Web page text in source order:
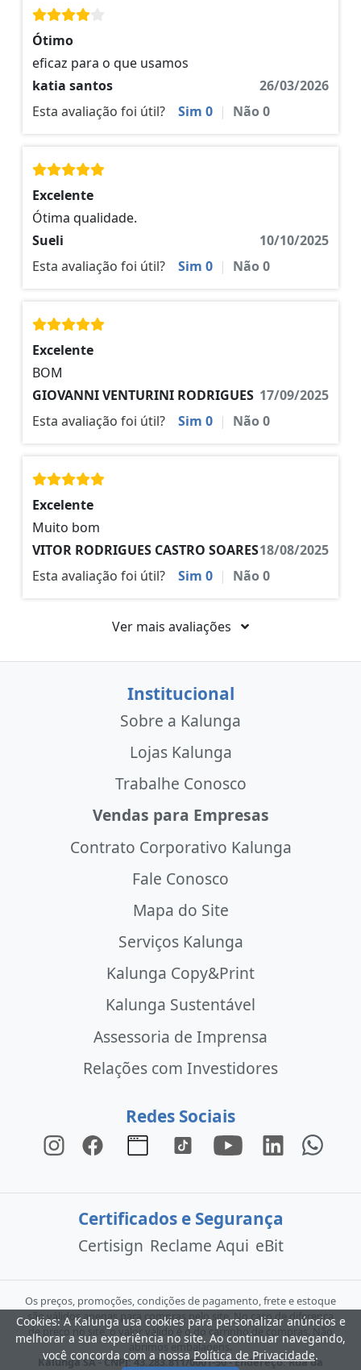
Ótimo
eficaz para o que usamos
katia santos
26/03/2026
Esta avaliação foi útil?
Sim 0 | Não0
Excelente
Ótima qualidade.
Sueli
10/10/2025
Esta avaliação foi útil?
Sim 0 | Não0
Excelente
BOM
GIOVANNI VENTURINI RODRIGUES 17/09/2025
Esta avaliação foi útil?
Sim 0 | Não0
Excelente
Muito bom
VITOR RODRIGUES CASTRO SOARES18/08/2025
Esta avaliação foi útil?
Sim 0 | Não0
Ver mais avaliações
Institucional
Sobre a Kalunga
Lojas Kalunga
Trabalhe Conosco
Vendas para Empresas
Contrato Corporativo Kalunga
Fale Conosco
Mapa do Site
Serviços Kalunga
Kalunga Copy&Print
Kalunga Sustentável
Assessoria de Imprensa
Relações com Investidores
Redes Sociais
Certificados e Segurança
Certisign Reclame Aqui eBit
Os preços, promoções, condições de pagamento, frete e estoque
são válidos apenas para compras pelo site. No caso de diferença
de preço no site, o valor válido é o do carrinho de compras. Não
abrimos embalagens.
Kalunga SA - CNPJ: 43.283.811/0001-50 - Endereço: Rua da
Cookies: A Kalunga usa cookies para personalizar anúncios e
melhorar a sua experiência no site. Ao continuar navegando,
você concorda com a nossa Política de Privacidade.